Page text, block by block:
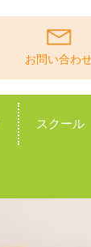
お問い合わ
スクール